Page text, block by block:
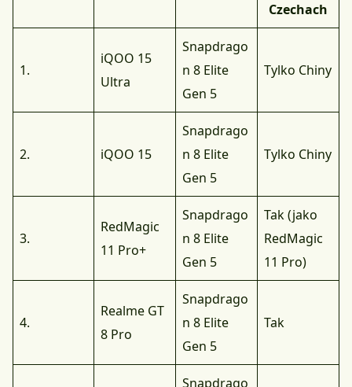
Czechach
1.
iQOO 15
Ultra
Snapdrago
n 8 Elite
Gen 5
Tylko Chiny
2. iQOO 15
Snapdrago
n 8 Elite
Gen 5
Tylko Chiny
3.
RedMagic
11 Pro+
Snapdrago
n 8 Elite
Gen 5
Tak (jako
RedMagic
11 Pro)
4.
Realme GT
8 Pro
Snapdrago
n 8 Elite
Gen 5
Tak
Snapdrago